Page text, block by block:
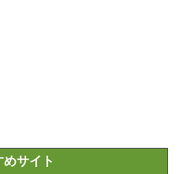
めサイト